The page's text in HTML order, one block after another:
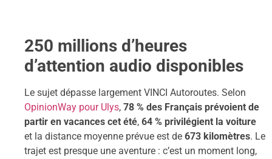
250 millions d’heures
d’attention audio disponibles
Le sujet dépasse largement VINCI Autoroutes. Selon
OpinionWay pour Ulys, 78 % des Français prévoient de
partir en vacances cet été, 64 % privilégient la voiture
et la distance moyenne prévue est de 673 kilomètres. Le
trajet est presque une aventure : c’est un moment long,